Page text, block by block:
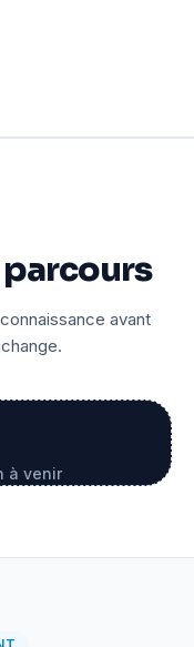
avant
à venir